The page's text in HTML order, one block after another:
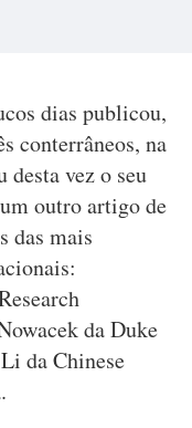
dias publicou,
conterrâneos, na
vez o seu
outro artigo de
das mais
da Duke
da Chinese